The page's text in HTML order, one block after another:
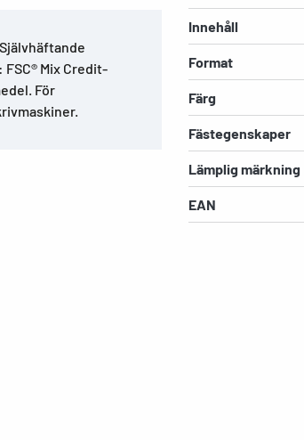
Mix Credit-
För
Innehåll
Format
Färg
Fästegenskaper
Lämplig märkning
EAN